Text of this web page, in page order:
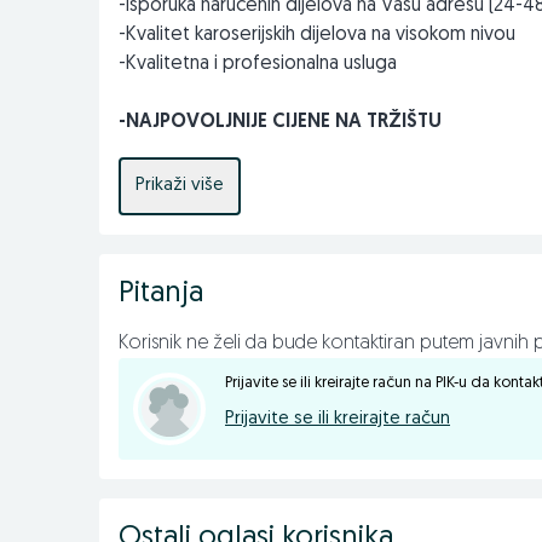
-Isporuka naručenih dijelova na Vašu adresu (24-
-Kvalitet karoserijskih dijelova na visokom nivou
-Kvalitetna i profesionalna usluga
-NAJPOVOLJNIJE CIJENE NA TRŽIŠTU
Pored tepih patosnica naš široki asortiman
haube, izolacije (zaštite haube), PVC zaštite,
ponudi imamo i širok asortiman autokozmetike:
tipove vozila. Lance i navlake za točkove.
filteri).
Prikaži više
Pitanja
Korisnik ne želi da bude kontaktiran putem javnih
Prijavite se ili kreirajte račun na PIK-u da
Prijavite se ili kreirajte račun